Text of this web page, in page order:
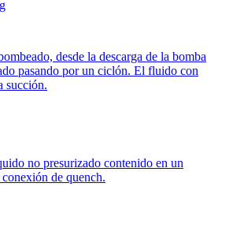
desde la descarga de la bomba
pasando por un ciclón. El fluido con
succión.
no presurizado contenido en un
de quench.